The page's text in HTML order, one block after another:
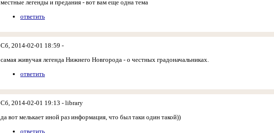
местные легенды и предания - вот вам еще одна тема
ответить
Сб, 2014-02-01 18:59 -
самая живучая легенда Нижнего Новгорода - о честных градоначальниках.
ответить
Сб, 2014-02-01 19:13 - library
да вот мелькает иной раз информация, что был таки один такой))
ответить